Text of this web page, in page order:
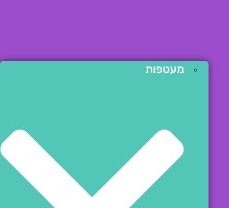
מעטפות